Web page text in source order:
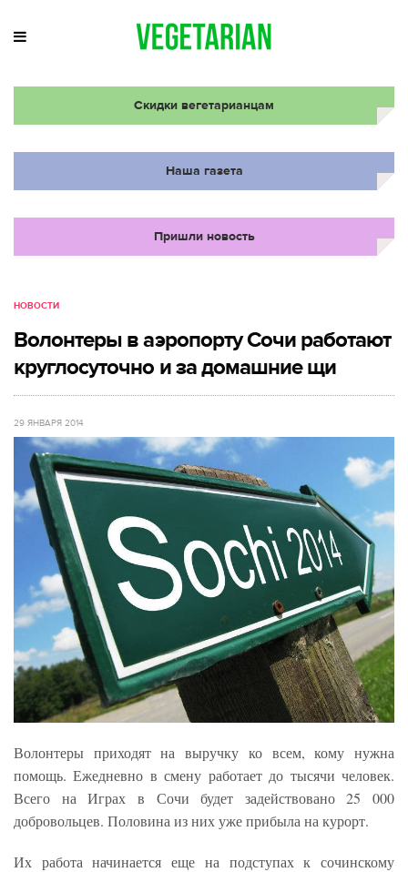
Скидки вегетарианцам
Наша газета
Пришли новость
НОВОСТИ
Волонтеры в аэропорту Сочи работают
круглосуточно и за домашние щи
29 ЯНВАРЯ 2014
Волонтеры приходят на выручку ко всем, кому нужна
помощь. Ежедневно в смену работает до тысячи человек.
Всего на Играх в Сочи будет задействовано 25 000
добровольцев. Половина из них уже прибыла на курорт.
Их работа начинается еще на подступах к сочинскому